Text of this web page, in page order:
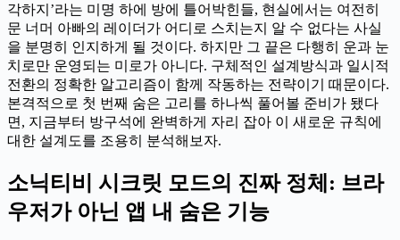
각하지’라는 미명 하에 방에 틀어박힌들, 현실에서는 여전히
문 너머 아빠의 레이더가 어디로 스치는지 알 수 없다는 사실
을 분명히 인지하게 될 것이다. 하지만 그 끝은 다행히 운과 눈
치로만 운영되는 미로가 아니다. 구체적인 설계방식과 일시적
전환의 정확한 알고리즘이 함께 작동하는 전략이기 때문이다.
본격적으로 첫 번째 숨은 고리를 하나씩 풀어볼 준비가 됐다
면, 지금부터 방구석에 완벽하게 자리 잡아 이 새로운 규칙에
대한 설계도를 조용히 분석해보자.
소닉티비 시크릿 모드의 진짜 정체: 브라
우저가 아닌 앱 내 숨은 기능